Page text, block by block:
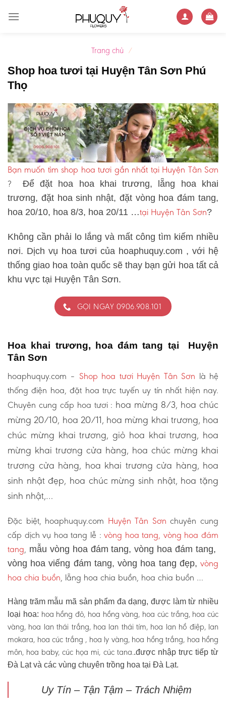
Trang chủ /
Shop hoa tươi tại Huyện Tân Sơn Phú
Thọ
Bạn muốn tìm shop hoa tươi gần nhất tại Huyện Tân Sơn
? Để đặt hoa hoa khai trương, lẵng hoa khai
trương, đặt hoa sinh nhật, đặt vòng hoa đám tang,
hoa 20/10, hoa 8/3, hoa 20/11 …tại Huyện Tân Sơn?
Không cần phải lo lắng và mất công tìm kiếm nhiều
nơi. Dịch vụ hoa tươi của hoaphuquy.com , với hệ
thống giao hoa toàn quốc sẽ thay bạn gửi hoa tất cả
khu vực tại Huyện Tân Sơn.
GỌI NGAY 0906.908.101
Hoa khai trương, hoa đám tang tại Huyện
Tân Sơn
hoaphuquy.com – Shop hoa tươi Huyện Tân Sơn là hệ
thống điện hoa, đặt hoa trực tuyến uy tín nhất hiện nay.
Chuyên cung cấp hoa tươi : hoa mừng 8/3, hoa chúc
mừng 20/10, hoa 20/11, hoa mừng khai trương, hoa
chúc mừng khai trương, giỏ hoa khai trương, hoa
mừng khai trương cửa hàng, hoa chúc mừng khai
trương cửa hàng, hoa khai trương cửa hàng, hoa
sinh nhật đẹp, hoa chúc mừng sinh nhật, hoa tặng
sinh nhật,…
Đặc biệt, hoaphuquy.com Huyện Tân Sơn chuyên cung
cấp dịch vụ hoa tang lễ :vòng hoa tang, vòng hoa đám
tang, mẫu vòng hoa đám tang, vòng hoa đám tang,
vòng hoa viếng đám tang, vòng hoa tang đẹp, vòng
hoa chia buồn, lẵng hoa chia buồn, hoa chia buồn …
Hàng trăm mẫu mã sản phẩm đa dạng, được làm từ nhiều
loại hoa: hoa hồng đỏ, hoa hồng vàng, hoa cúc trắng, hoa cúc
vàng, hoa lan thái trắng, hoa lan thái tím, hoa lan hồ điệp, lan
mokara, hoa cúc trắng , hoa ly vàng, hoa hồng trắng, hoa hồng
môn, hoa baby, cúc họa mi, cúc tana..được nhập trực tiếp từ
Đà Lạt và các vùng chuyên trồng hoa tại Đà Lạt.
Uy Tín – Tận Tậm – Trách Nhiệm